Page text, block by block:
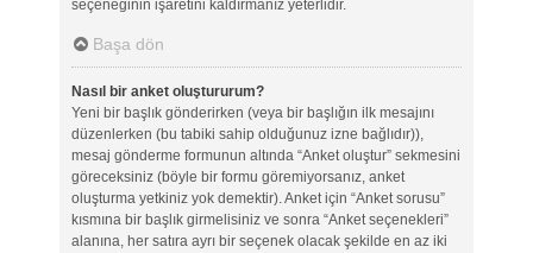
seçeneğinin işaretini kaldırmanız yeterlidir.
Başa dön
Nasıl bir anket oluştururum?
Yeni bir başlık gönderirken (veya bir başlığın ilk mesajını
düzenlerken (bu tabiki sahip olduğunuz izne bağlıdır)),
mesaj gönderme formunun altında “Anket oluştur” sekmesini
göreceksiniz (böyle bir formu göremiyorsanız, anket
oluşturma yetkiniz yok demektir). Anket için “Anket sorusu”
kısmına bir başlık girmelisiniz ve sonra “Anket seçenekleri”
alanına, her satıra ayrı bir seçenek olacak şekilde en az iki